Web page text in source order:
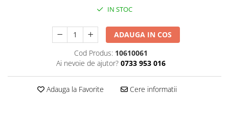
Produse Antibacteriene
Articole pentru baie
Articole pentru bucatarie
Hartie igienica, prosoape hartie si
IN STOC
ADAUGA IN COS
Cod Produs: 10610061
Ai nevoie de ajutor? 0733 953 016
Adauga la Favorite Cere informatii